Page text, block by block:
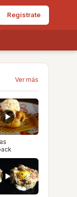
Regístrate
Ver más